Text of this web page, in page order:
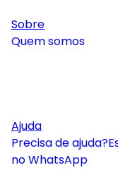
Sobre
Quem somos
Ajuda
Precisa de ajuda?
no WhatsApp